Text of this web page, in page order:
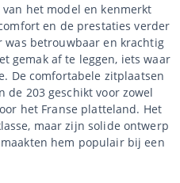
van het model en kenmerkt
en de prestaties verder
betrouwbaar en krachtig
gemak af te leggen, iets waar
De comfortabele zitplaatsen
203 geschikt voor zowel
het Franse platteland. Het
maar zijn solide ontwerp
hem populair bij een